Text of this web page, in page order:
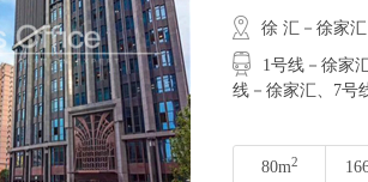
徐 汇－徐家汇
1号线－徐家汇
线－徐家汇、7
80m2